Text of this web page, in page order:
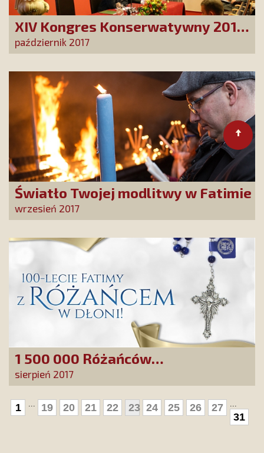
XIV Kongres Konserwatywny 2017:
Pięć wieków walki z Kościołem
październik 2017
Światło Twojej modlitwy w Fatimie
wrzesień 2017
1 500 000 Różańców
Jubileuszowych
sierpień 2017
1 ... 19 20 21 22 23 24 25 26 27 ...
31